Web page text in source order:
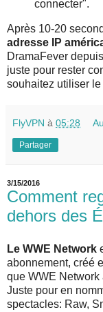
connecter".
Après 10-20
adresse IP
DramaFever
juste pour rester
souhaitez utiliser
FlyVPN à 05:28
Partager
3/15/2016
Comment
dehors des
Le WWE Network
abonnement, créé
que WWE
Juste pour en
spectacles: Raw,